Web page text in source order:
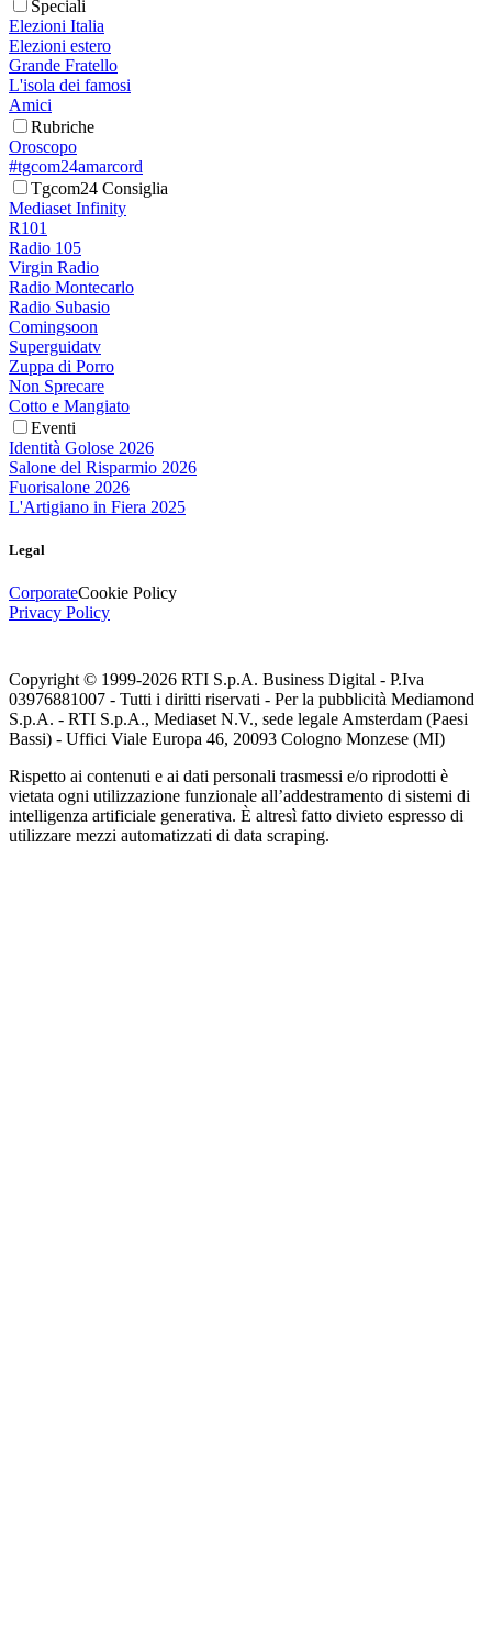
Speciali
Elezioni Italia
Elezioni estero
Grande Fratello
L'isola dei famosi
Amici
Rubriche
Oroscopo
#tgcom24amarcord
Tgcom24 Consiglia
Mediaset Infinity
R101
Radio 105
Virgin Radio
Radio Montecarlo
Radio Subasio
Comingsoon
Superguidatv
Zuppa di Porro
Non Sprecare
Cotto e Mangiato
Eventi
Identità Golose 2026
Salone del Risparmio 2026
Fuorisalone 2026
L'Artigiano in Fiera 2025
Legal
CorporateCookie Policy
Privacy Policy
Copyright © 1999-2026 RTI S.p.A. Business Digital - P.Iva
03976881007 - Tutti i diritti riservati - Per la pubblicità Mediamond
S.p.A. - RTI S.p.A., Mediaset N.V., sede legale Amsterdam (Paesi
Bassi) - Uffici Viale Europa 46, 20093 Cologno Monzese (MI)
Rispetto ai contenuti e ai dati personali trasmessi e/o riprodotti è
vietata ogni utilizzazione funzionale all’addestramento di sistemi di
intelligenza artificiale generativa. È altresì fatto divieto espresso di
utilizzare mezzi automatizzati di data scraping.